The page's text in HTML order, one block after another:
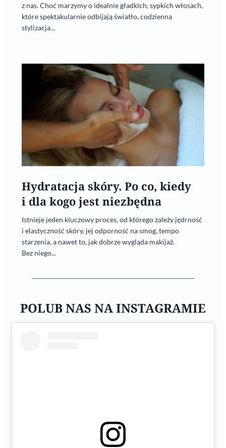
z nas. Choć marzymy o idealnie gładkich, sypkich włosach,
które spektakularnie odbijają światło, codzienna
stylizacja...
Hydratacja skóry. Po co, kiedy
i dla kogo jest niezbędna
Istnieje jeden kluczowy proces, od którego zależy jędrność
i elastyczność skóry, jej odporność na smog, tempo
starzenia, a nawet to, jak dobrze wygląda makijaż.
Bez niego...
POLUB NAS NA INSTAGRAMIE